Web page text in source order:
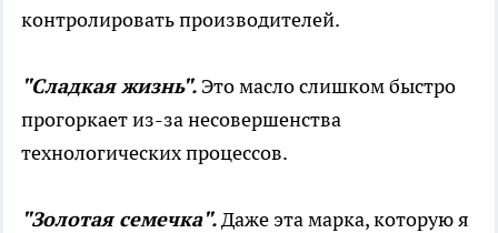
контролировать производителей.
"Сладкая жизнь". Это масло слишком быстро
прогоркает из-за несовершенства
технологических процессов.
"Золотая семечка".Даже эта марка, которую я